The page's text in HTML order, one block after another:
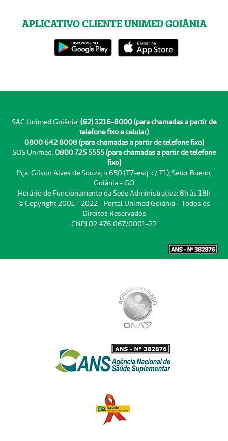
APLICATIVO CLIENTE UNIMED GOIÂNIA
SAC Unimed Goiânia: (62) 3216-8000 (para chamadas a partir de
telefone fixo e celular)
0800 642 8008 (para chamadas a partir de telefone fixo)
SOS Unimed: 0800 725 5555 (para chamadas a partir de telefone
fixo)
Pça. Gilson Alves de Souza, n 650 (T7-esq. c/ T1), Setor Bueno,
Goiânia - GO
Horário de Funcionamento da Sede Administrativa: 8h às 18h
© Copyright 2001 - 2022 - Portal Unimed Goiânia - Todos os
Direitos Reservados
CNPJ 02.476.067/0001-22